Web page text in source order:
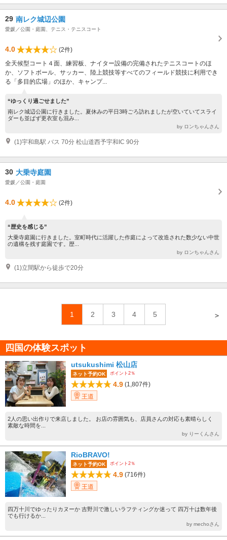
29 南レク城辺公園
愛媛／公園・庭園、テニス・テニスコート
4.0
(2件)
全天候型コート４面、練習板、ナイター設備の完備されたテニスコートのほ
か、ソフトボール、サッカー、陸上競技等すべてのフィールド競技に利用でき
る「多目的広場」のほか、キャンプ...
“ゆっくり過ごせました”
南レク城辺公園に行きました。夏休みの平日3時ごろ訪れましたが空いていてスライ
ダーも並ばず更衣室も混み...
by ロンちゃんさん
(1)宇和島駅 バス 70分 松山道西予宇和IC 90分
30 大乗寺庭園
愛媛／公園・庭園
4.0 (2件)
“歴史を感じる”
大乗寺庭園に行きました。室町時代に活躍した作庭によって改造された数少ない中世
の遺構を残す庭園です。歴...
by ロンちゃんさん
(1)立間駅から徒歩で20分
1 2 3 4 5 ＞
四国の体験スポット
utsukushimi 松山店
ネット予約OK ポイント2％
4.9 (1,807件)
王道
2人の思い出作りで来店しました。 お店の雰囲気も、店員さんの対応も素晴らしく
素敵な時間を...
by りーくんさん
RioBRAVO!
ネット予約OK ポイント2％
4.9 (716件)
王道
四万十川でゆったりカヌーか 吉野川で激しいラフティングか迷って 四万十は数年後
でも行けるか...
by mechoさん